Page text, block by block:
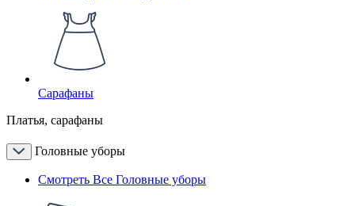
Сарафаны
Платья, сарафаны
Головные уборы
Смотреть Все Головные уборы